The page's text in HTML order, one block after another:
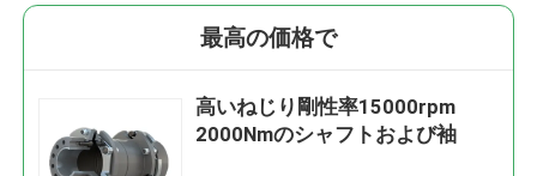
最高の価格で
高いねじり剛性率15000rpm
2000Nmのシャフトおよび袖